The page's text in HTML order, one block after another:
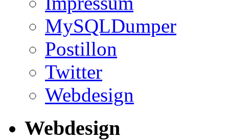
MySQLDumper
Postillon
Twitter
Webdesign
Webdesign